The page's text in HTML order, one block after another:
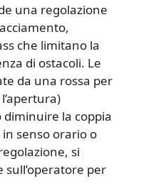
una regolazione
che limitano la
di ostacoli. Le
da una rossa per
la coppia
senso orario o
si
per